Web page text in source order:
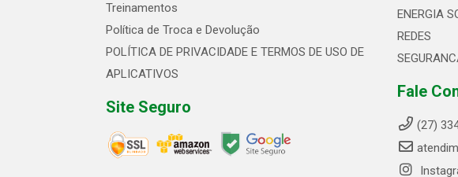
Treinamentos
Política de Troca e Devolução
POLÍTICA DE PRIVACIDADE E TERMOS DE USO DE
APLICATIVOS
Site Seguro
ENERGIA
REDES
Fale
(27)